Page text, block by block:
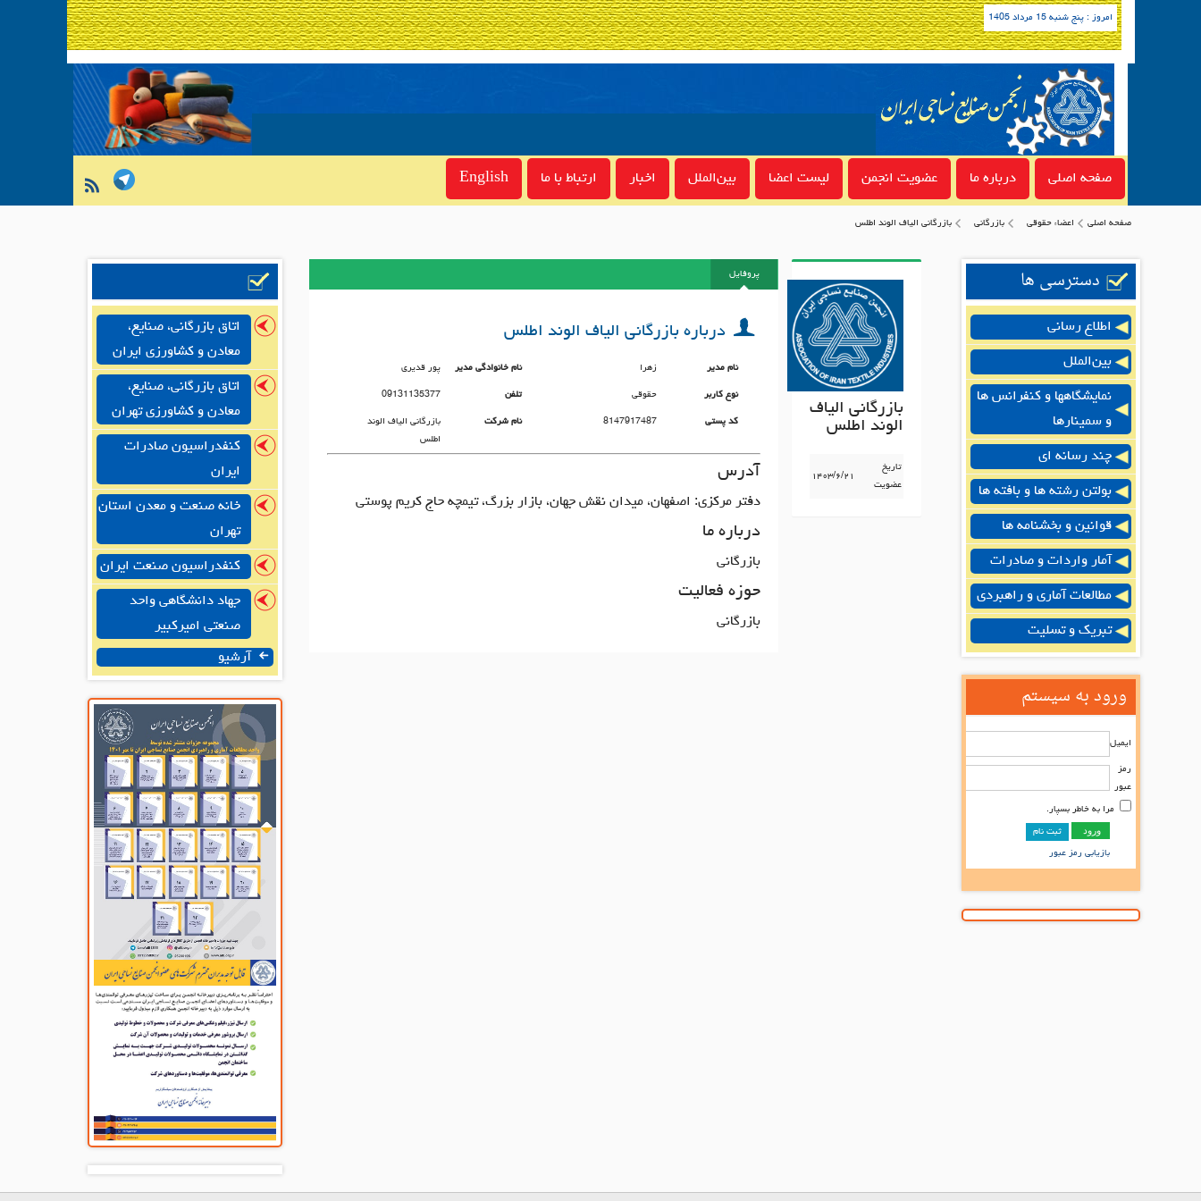
امروز : پنج شنبه 15 مرداد 1405
صفحه اصلی درباره ما عضویت انجمن لیست اعضا بین‌الملل اخبار ارتباط با ما English
صفحه اصلی اعضاء حقوقی بازرگانی بازرگانی الیاف الوند اطلس
دسترسی ها
اطلاع رسانی
بین‌الملل
نمایشگاهها و کنفرانس ها
و سمینارها
چند رسانه ای
بولتن رشته ها و بافته ها
قوانین و بخشنامه ها
آمار واردات و صادرات
مطالعات آماری و راهبردی
تبریک و تسلیت
ورود به سیستم
ایمیل
رمز
عبور
مرا به خاطر بسپار.
ثبت نام
بازیابی رمز عبور
بازرگانی الیاف
الوند اطلس
تاریخ
عضویت
۱۴۰۳/۶/۲۱
پروفایل
درباره بازرگانی الیاف الوند اطلس
نام مدیر زهرا نام خانوادگی مدیر پور قدیری
نوع کاربر حقوقی تلفن 09131135377
کد پستی 8147917487 نام شرکت
بازرگانی الیاف الوند
اطلس
آدرس
دفتر مرکزی: اصفهان، میدان نقش جهان، بازار بزرگ، تیمچه حاج کریم پوستی
درباره ما
بازرگانی
حوزه فعالیت
بازرگانی
اتاق بازرگانی، صنایع،
معادن و کشاورزی ایران
اتاق بازرگانی، صنایع،
معادن و کشاورزی تهران
کنفدراسیون صادرات
ایران
خانه صنعت و معدن استان
تهران
کنفدراسیون صنعت ایران
جهاد دانشگاهی واحد
صنعتی امیرکبیر
آرشیو